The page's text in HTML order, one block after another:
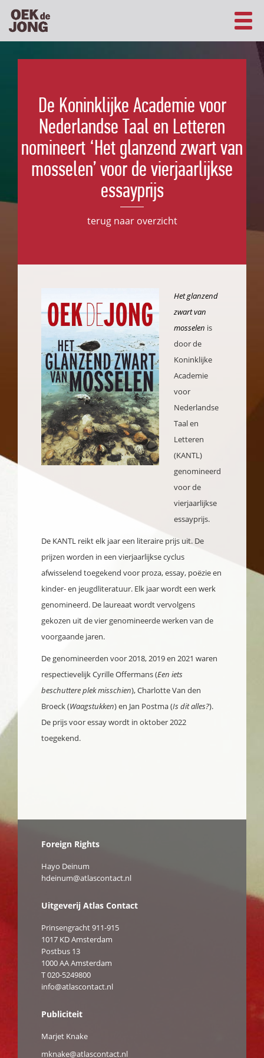
De Koninklijke Academie voor
Nederlandse Taal en Letteren
nomineert ‘Het glanzend zwart van
mosselen’ voor de vierjaarlijkse
essayprijs
terug naar overzicht
Het glanzend
zwart van
mosselen is
door de
Koninklijke
Academie
voor
Nederlandse
Taal en
Letteren
(KANTL)
genomineerd
voor de
vierjaarlijkse
essayprijs.
De KANTL reikt elk jaar een literaire prijs uit. De
prijzen worden in een vierjaarlijkse cyclus
afwisselend toegekend voor proza, essay, poëzie en
kinder- en jeugdliteratuur. Elk jaar wordt een werk
genomineerd. De laureaat wordt vervolgens
gekozen uit de vier genomineerde werken van de
voorgaande jaren.
De genomineerden voor 2018, 2019 en 2021 waren
respectievelijk Cyrille Offermans (Een iets
beschuttere plek misschien), Charlotte Van den
Broeck (Waagstukken) en Jan Postma (Is dit alles?).
De prijs voor essay wordt in oktober 2022
toegekend.
Foreign Rights
Hayo Deinum
hdeinum@atlascontact.nl
Uitgeverij Atlas Contact
Prinsengracht 911-915
1017 KD Amsterdam
Postbus 13
1000 AA Amsterdam
T 020-5249800
info@atlascontact.nl
Publiciteit
Marjet Knake
mknake@atlascontact.nl